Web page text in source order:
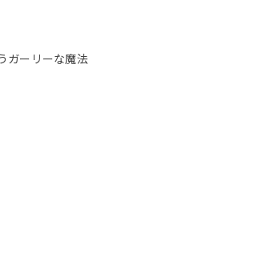
ガーリーな魔法